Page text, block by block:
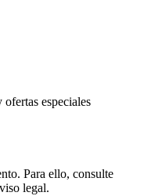
especiales
Para ello, consulte
legal.